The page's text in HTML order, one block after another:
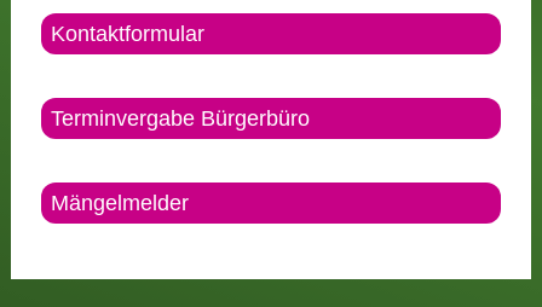
Kontaktformular
Terminvergabe Bürgerbüro
Mängelmelder